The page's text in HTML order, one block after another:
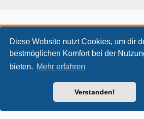
Diese Website nutzt Cookies, um dir
bestmöglichen Komfort bei der
bieten. Mehr erfahren
Verstanden!
metrolike style by Eric Seguin Updated for
Powered byphpBB ® Forum Software ©
Deutsche Übersetzung durch